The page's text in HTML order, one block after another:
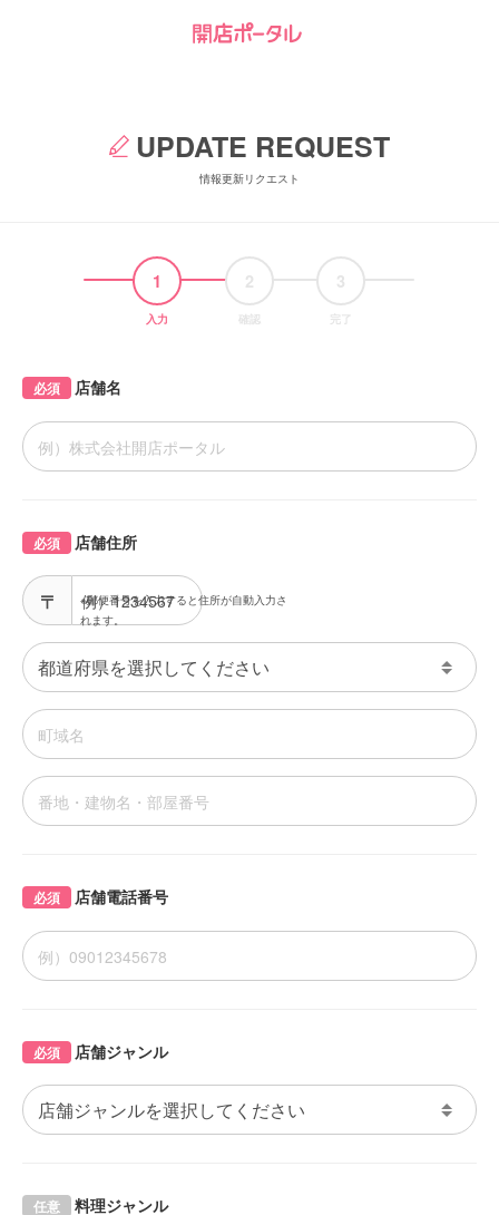
UPDATE REQUEST
情報更新リクエスト
1
入力
2
確認
3
完了
店舗名
必須
店舗住所
必須
※郵便番号を入力すると住所が自動入力さ
れます。
店舗電話番号
必須
店舗ジャンル
必須
料理ジャンル
任意